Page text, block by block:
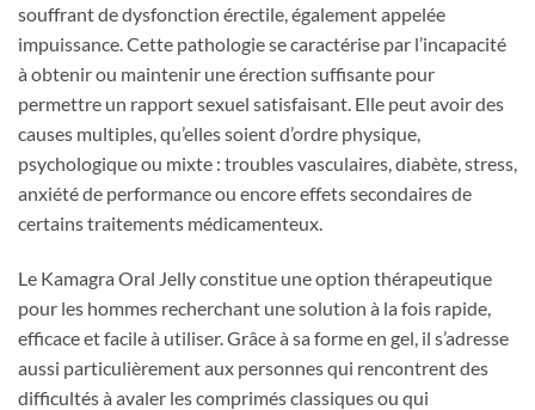
souffrant de dysfonction érectile, également appelée
impuissance. Cette pathologie se caractérise par l’incapacité
à obtenir ou maintenir une érection suffisante pour
permettre un rapport sexuel satisfaisant. Elle peut avoir des
causes multiples, qu’elles soient d’ordre physique,
psychologique ou mixte : troubles vasculaires, diabète, stress,
anxiété de performance ou encore effets secondaires de
certains traitements médicamenteux.
Le Kamagra Oral Jelly constitue une option thérapeutique
pour les hommes recherchant une solution à la fois rapide,
efficace et facile à utiliser. Grâce à sa forme en gel, il s’adresse
aussi particulièrement aux personnes qui rencontrent des
difficultés à avaler les comprimés classiques ou qui